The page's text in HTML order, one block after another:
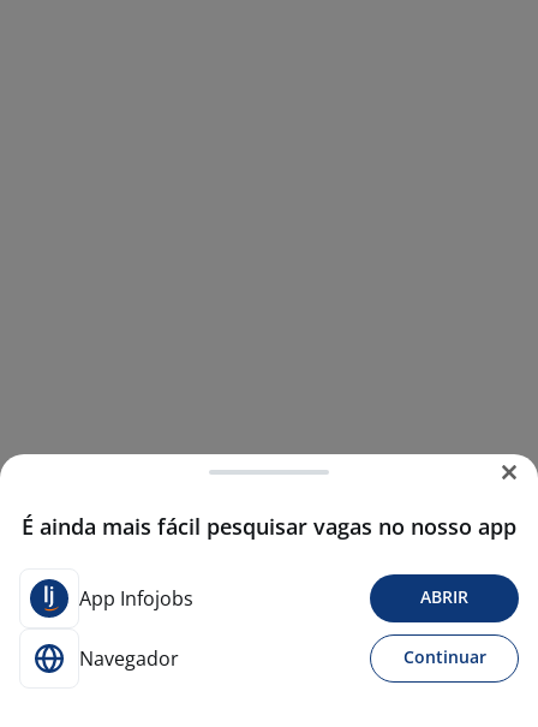
É ainda mais fácil pesquisar vagas no nosso app
App Infojobs ABRIR
Navegador Continuar